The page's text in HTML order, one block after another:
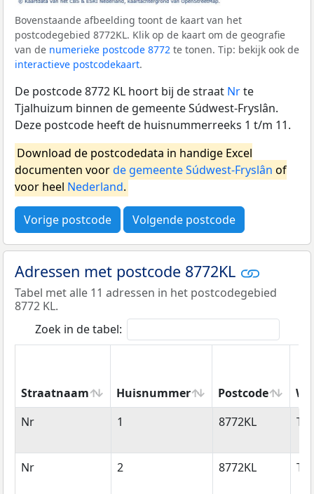
Bovenstaande afbeelding toont de kaart van het
postcodegebied 8772KL. Klik op de kaart om de geografie
van de numerieke postcode 8772 te tonen. Tip: bekijk ook de
interactieve postcodekaart.
De postcode 8772 KL hoort bij de straat Nrte
Tjalhuizum binnen de gemeente Súdwest-Fryslân.
Deze postcode heeft de huisnummerreeks 1 t/m 11.
Download de postcodedata in handige Excel
documenten voorde gemeente Súdwest-Fryslân of
voor heel Nederland.
Vorige postcode Volgende postcode
Adressen met postcode 8772KL
Tabel met alle 11 adressen in het postcodegebied
8772 KL.
Zoek in de tabel:
Straatnaam Huisnummer Postcode
Straatnaam
Huisnummer Postcode
Nr 1 8772KL
Nr 2 8772KL